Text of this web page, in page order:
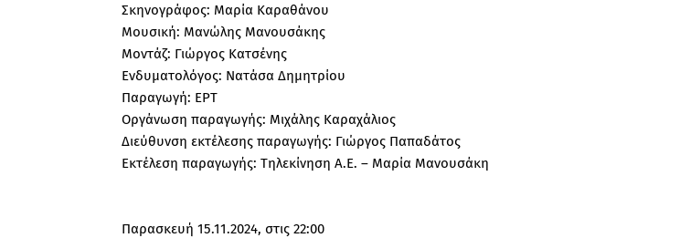
Σκηνογράφος: Μαρία Καραθάνου
Μουσική: Μανώλης Μανουσάκης
Μοντάζ: Γιώργος Κατσένης
Ενδυματολόγος: Νατάσα Δημητρίου
Παραγωγή: ΕΡΤ
Οργάνωση παραγωγής: Μιχάλης Καραχάλιος
Διεύθυνση εκτέλεσης παραγωγής: Γιώργος Παπαδάτος
Εκτέλεση παραγωγής: Τηλεκίνηση Α.Ε. – Μαρία Μανουσάκη
Παρασκευή 15.11.2024, στις 22:00